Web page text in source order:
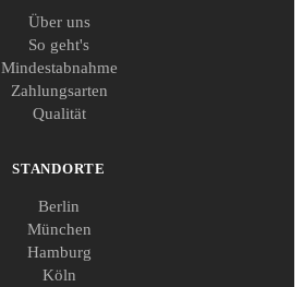
Über uns
So geht's
Mindestabnahme
Zahlungsarten
Qualität
STANDORTE
Berlin
München
Hamburg
Köln